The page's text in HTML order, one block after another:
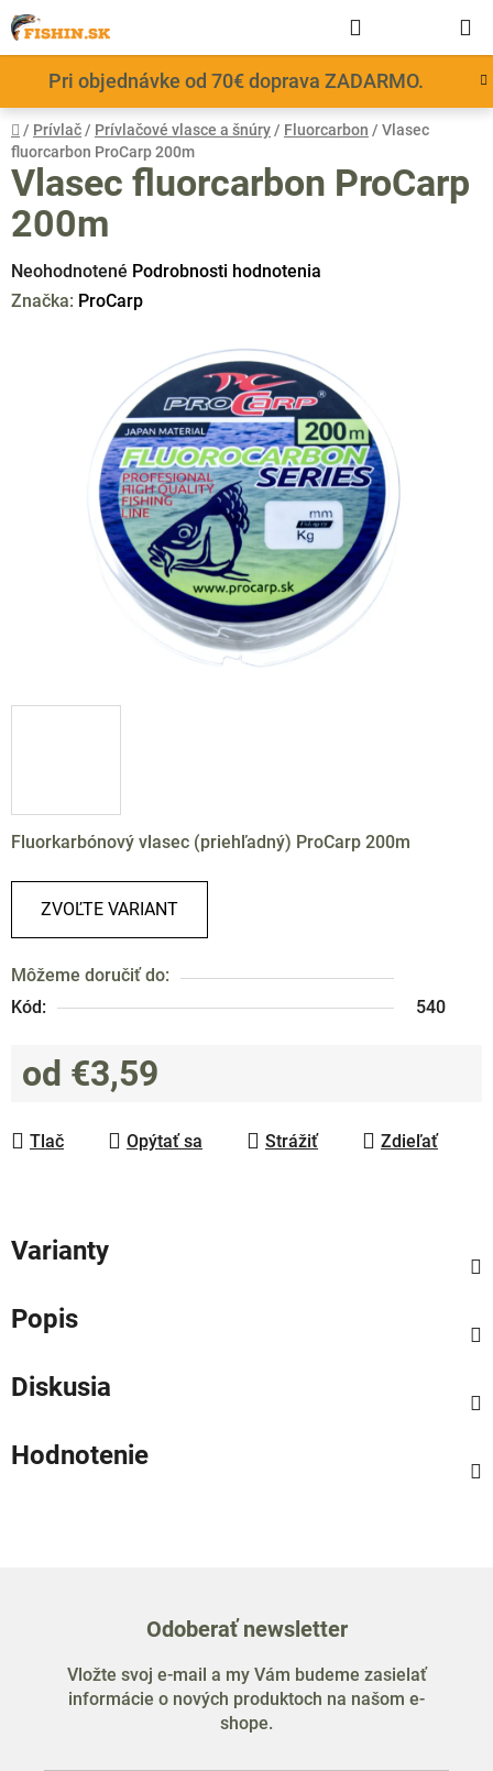
Prejsť
na
obsah
Pri objednávke od 70€ doprava ZADARMO.
KOŠÍK
Domov
/ Prívlač / Prívlačové vlasce a šnúry / Fluorcarbon / Vlasec
fluorcarbon ProCarp 200m
Fluorkarbónový vlasec (priehľadný) ProCarp 200m
ZVOĽTE VARIANT
Môžeme doručiť do:
Kód:
540
od €3,59
Tlač
Opýtať sa Strážiť Zdieľať
Vlasec fluorcarbon ProCarp
200m
Priemerné
hodnotenie
hviezdičiek.
Neohodnotené Podrobnosti hodnotenia
Značka: ProCarp
Varianty
Popis
Diskusia
Hodnotenie
Odoberať newsletter
Vložte svoj e-mail a my Vám budeme zasielať
informácie o nových produktoch na našom e-
shope.